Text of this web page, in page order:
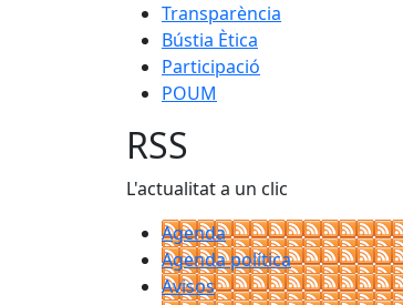
Transparència
Bústia Ètica
Participació
POUM
RSS
L'actualitat a un clic
Agenda
Agenda política
Avisos